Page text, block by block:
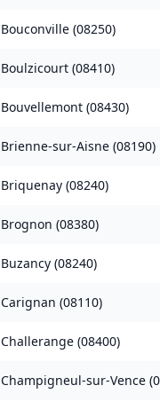
Bouconville (08250)
Boulzicourt (08410)
Bouvellemont (08430)
Brienne-sur-Aisne (08190)
Briquenay (08240)
Brognon (08380)
Buzancy (08240)
Carignan (08110)
Challerange (08400)
Champigneul-sur-Vence (